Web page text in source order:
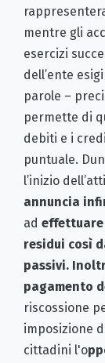
mentre gli
esercizi
dell’ente
parole –
permette di
debiti e i
puntuale.
l’inizio
annuncia
ad
residui così
passivi.
pagamento
riscossione
imposizione
cittadini l'o